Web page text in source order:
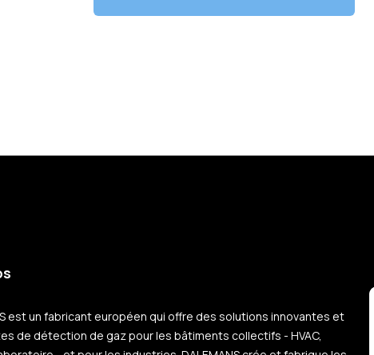
est un fabricant européen qui offre des solutions innovantes et
de détection de gaz pour les bâtiments collectifs - HVAC,